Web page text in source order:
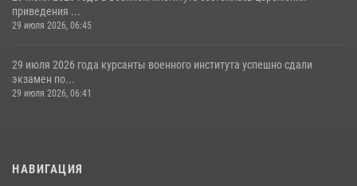
приведения ...
29 июля 2026, 06:45
29 июля 2026 года курсанты военного института успешно сдали
экзамен по...
29 июля 2026, 06:41
НАВИГАЦИЯ